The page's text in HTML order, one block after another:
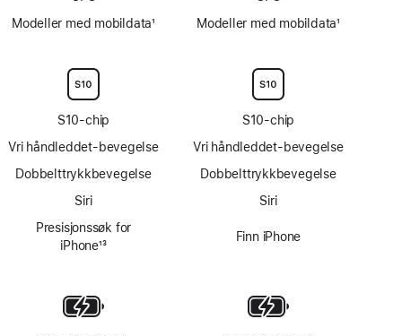
Modeller med mobildata1
S10-chip
Vri håndleddet-bevegelse
Dobbelttrykkbevegelse
Siri
Presisjonssøk for
iPhone13
Modeller med mobildata1
S10-chip
Vri håndleddet-bevegelse
Dobbelttrykkbevegelse
Siri
Finn iPhone